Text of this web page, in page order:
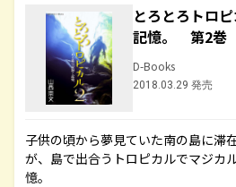
とろとろトロ
記憶。 第2巻
D-Books
2018.03.29 発売
子供の頃から夢見ていた南の島に滞
が、島で出合うトロピカルでマジカ
憶。